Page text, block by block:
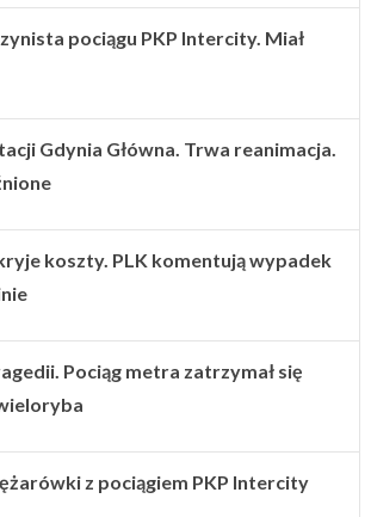
pociągu PKP Intercity. Miał
Gdynia Główna. Trwa reanimacja.
koszty. PLK komentują wypadek
Pociąg metra zatrzymał się
z pociągiem PKP Intercity